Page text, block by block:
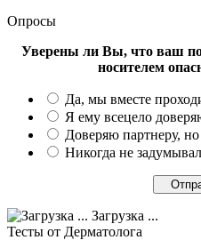
Опросы
Уверены ли Вы, что ваш
носителем
Да, мы вместе
Я ему всецело
Доверяю партнеру,
Никогда не
Загрузка ...
Тесты от Дерматолога